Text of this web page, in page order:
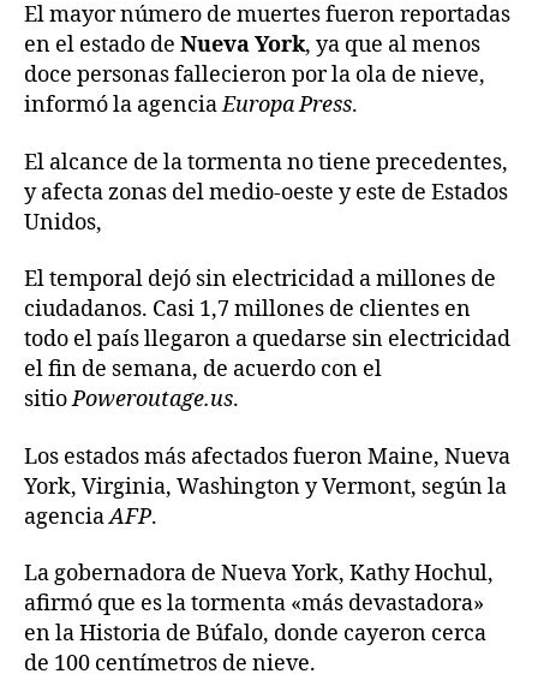
El mayor número de muertes fueron reportadas
en el estado de Nueva York, ya que al menos
doce personas fallecieron por la ola de nieve,
informó la agenciaEuropa Press.
El alcance de la tormenta no tiene precedentes,
y afecta zonas del medio-oeste y este de Estados
Unidos,
El temporal dejó sin electricidad a millones de
ciudadanos. Casi 1,7 millones de clientes en
todo el país llegaron a quedarse sin electricidad
el fin de semana, de acuerdo con el
sitioPoweroutage.us.
Los estados más afectados fueron Maine, Nueva
York, Virginia, Washington y Vermont, según la
agenciaAFP.
La gobernadora de Nueva York, Kathy Hochul,
afirmó que es la tormenta «más devastadora»
en la Historia de Búfalo, donde cayeron cerca
de 100 centímetros de nieve.